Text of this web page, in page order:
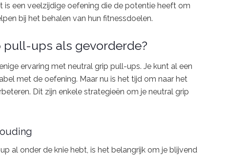
is een veelzijdige oefening die de potentie heeft om
bij het behalen van hun fitnessdoelen.
pull-ups als gevorderde?
ervaring met neutral grip pull-ups. Je kunt al een
met de oefening. Maar nu is het tijd om naar het
Dit zijn enkele strategieën om je neutral grip
al onder de knie hebt, is het belangrijk om je blijvend